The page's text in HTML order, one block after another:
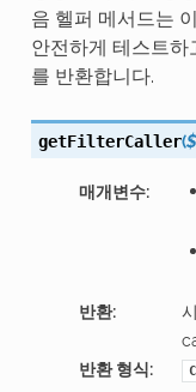
음 헬퍼 메서드는
안전하게 테스트
를 반환합니다.
getFilterCaller(
매개변수:
반환:
반환 형식: